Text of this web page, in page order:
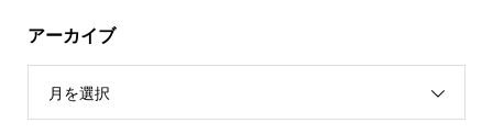
アーカイブ
月を選択